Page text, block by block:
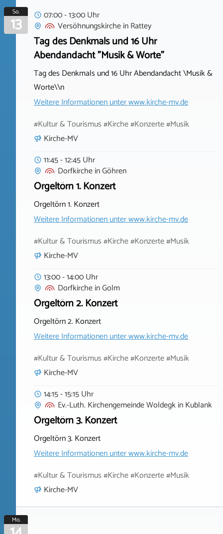
So.
13
07:00 - 13:00 Uhr
VersöhnungskircheinRattey
Tag des Denkmals und 16 Uhr
Abendandacht "Musik & Worte"
Tag des Denkmals und 16 Uhr Abendandacht \Musik &
Worte\\n
Weitere Informationen unterwww.kirche-mv.de
#Kultur & Tourismus #Kirche #Konzerte #Musik
Kirche-MV
11:45 - 12:45 Uhr
DorfkircheinGöhren
Orgeltörn 1. Konzert
Orgeltörn 1. Konzert
Weitere Informationen unterwww.kirche-mv.de
#Kultur & Tourismus #Kirche #Konzerte #Musik
Kirche-MV
13:00 - 14:00 Uhr
DorfkircheinGolm
Orgeltörn 2. Konzert
Orgeltörn 2. Konzert
Weitere Informationen unterwww.kirche-mv.de
#Kultur & Tourismus #Kirche #Konzerte #Musik
Kirche-MV
14:15 - 15:15 Uhr
Ev.-Luth. Kirchengemeinde WoldegkinKublank
Orgeltörn 3. Konzert
Orgeltörn 3. Konzert
Weitere Informationen unterwww.kirche-mv.de
#Kultur & Tourismus #Kirche #Konzerte #Musik
Kirche-MV
Mo.